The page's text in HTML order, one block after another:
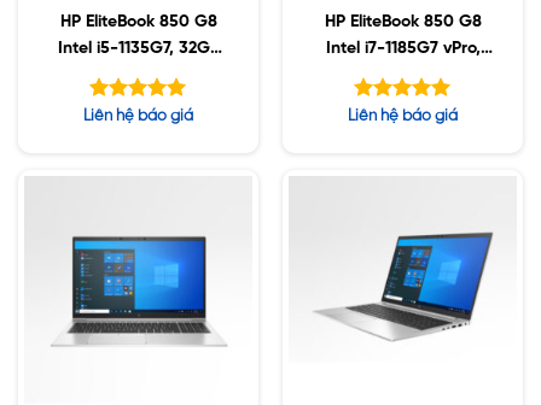
HP EliteBook 850 G8
Intel i5-1135G7, 32GB
DDR4, 512GB SSD,
15.6″ FHD, Win10
Được xếp
Liên hệ báo giá
HP EliteBook 850 G8
Intel i7-1185G7 vPro,
16GB, 512GB SSD, 15.6″
FHD, Win10
Được xếp
Liên hệ báo giá